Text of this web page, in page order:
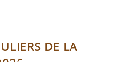
DE LA